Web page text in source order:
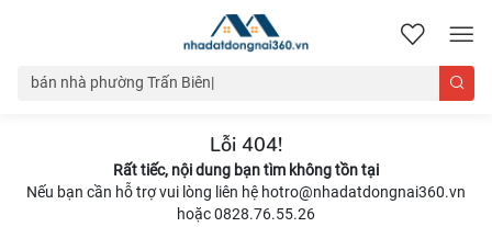
nhadatdongnai360.vn
Lỗi 404!
Rất tiếc, nội dung bạn tìm không tồn tại
Nếu bạn cần hỗ trợ vui lòng liên hệ hotro@nhadatdongnai360.vn
hoặc 0828.76.55.26